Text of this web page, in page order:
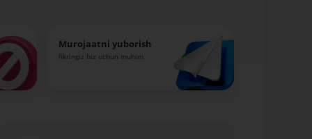
Murojaatni yuborish
fikringiz biz uchun muhim